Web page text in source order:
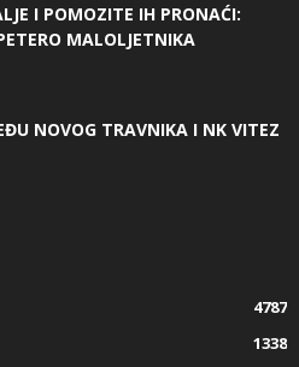
I POMOZITE IH PRONAĆI:
MALOLJETNIKA
NOVOG TRAVNIKA I NK VITEZ
4787
1338